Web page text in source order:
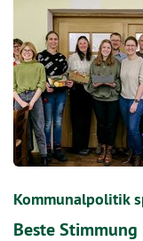
Kommunalpolitik
Beste